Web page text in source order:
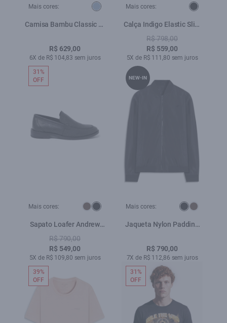
Mais cores:
Camisa Bambu Classic St
R$ 629,00
6X de R$ 104,83 sem juros
Mais cores:
Calça Indigo Elastic Slim
Filigrana Lav.Escuro C/
Matiz+3d
R$ 798,00
R$ 559,00
5X de R$ 111,80 sem juros
Mais cores:
Sapato Loafer Andrew
Ellus Preto
R$ 790,00
R$ 549,00
5X de R$ 109,80 sem juros
31%
OFF
Mais cores:
Jaqueta Nylon Padding
R$ 790,00
7X de R$ 112,86 sem juros
NEW-IN
39%
OFF
31%
OFF